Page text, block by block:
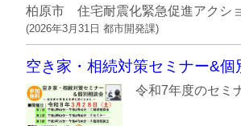
柏原市 住宅耐震化緊急促進アクシ
(2026年3月31日 都市開発課)
空き家・相続対策セミナー&個
令和7年度のセミ